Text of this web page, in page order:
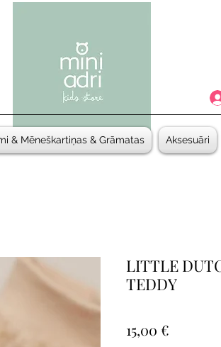
& Mēneškartiņas & Grāmatas Aksesuāri
LITTLE
TEDDY
15,00 €